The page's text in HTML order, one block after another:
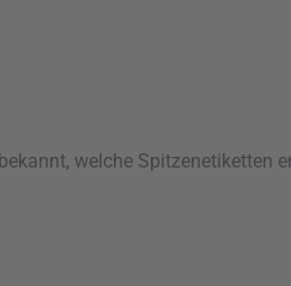
welche Spitzenetiketten